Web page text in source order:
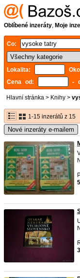
Oblíbené inzeráty, Moje
Co:
Lokalita:
Cena od:
-
Hlavní stránka > Knihy >
1-15 inzerátů z 15
Nové inzeráty e-mailem